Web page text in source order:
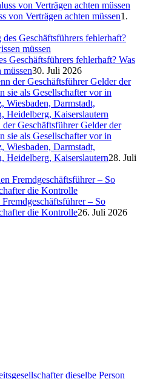
von Verträgen achten müssen1.
Geschäftsführers fehlerhaft? Was
30. Juli 2026
Geschäftsführer Gelder der
sie als Gesellschafter vor in
Wiesbaden, Darmstadt,
Heidelberg, Kaiserslautern28. Juli
– So
die Kontrolle26. Juli 2026